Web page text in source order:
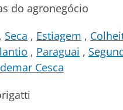
do agronegócio
Seca Estiagem
Paraguai
Cesca